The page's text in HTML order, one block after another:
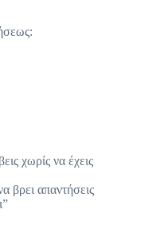
χωρίς να έχεις
βρει απαντήσεις